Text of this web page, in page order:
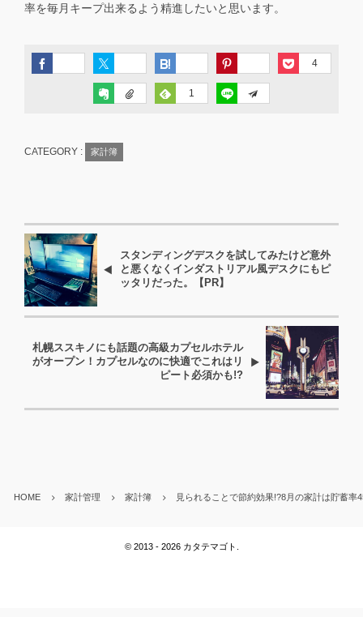
率を毎月キープ出来るよう精進したいと思います。
4
1
CATEGORY : 家計簿
スタンディングデスクを試してみたけど意外
と悪くなくインダストリアル風デスクにもピ
ッタリだった。【PR】
札幌ススキノにも話題の高級カプセルホテル
がオープン！カプセルなのに快適でこれはリ
ピート必須かも!?
HOME 家計管理 家計簿 見られることで節約効果!?8月の家計は貯蓄率
© 2013 - 2026 カタテマゴト